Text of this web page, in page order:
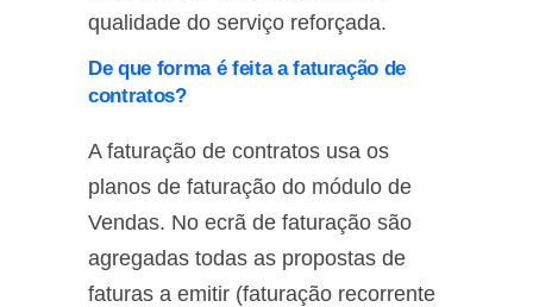
qualidade do serviço reforçada.
De que forma é feita a faturação de
contratos?
A faturação de contratos usa os
planos de faturação do módulo de
Vendas. No ecrã de faturação são
agregadas todas as propostas de
faturas a emitir (faturação recorrente